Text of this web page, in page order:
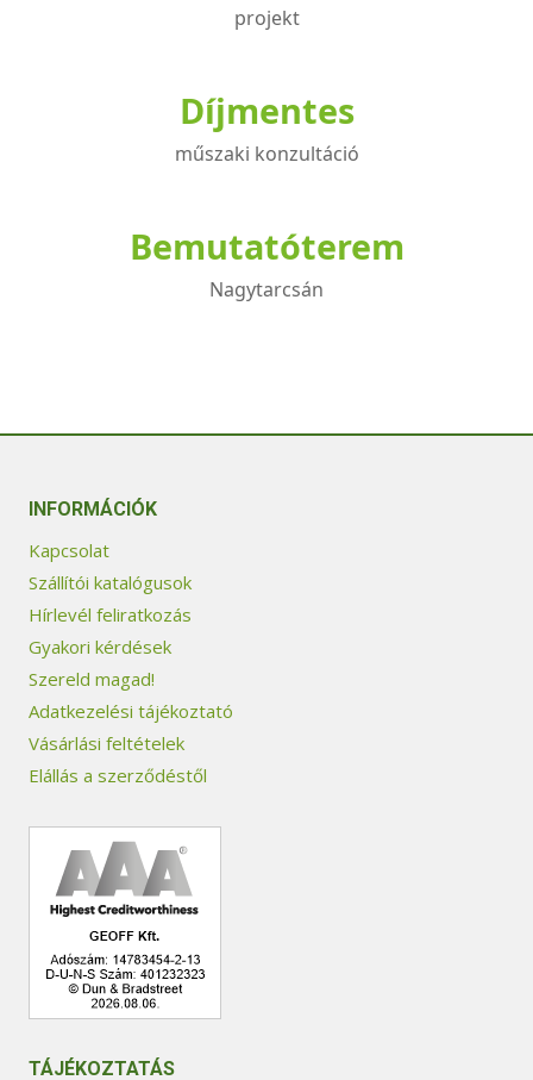
projekt
Díjmentes
műszaki konzultáció
Bemutatóterem
Nagytarcsán
INFORMÁCIÓK
Kapcsolat
Szállítói katalógusok
Hírlevél feliratkozás
Gyakori kérdések
Szereld magad!
Adatkezelési tájékoztató
Vásárlási feltételek
Elállás a szerződéstől
TÁJÉKOZTATÁS